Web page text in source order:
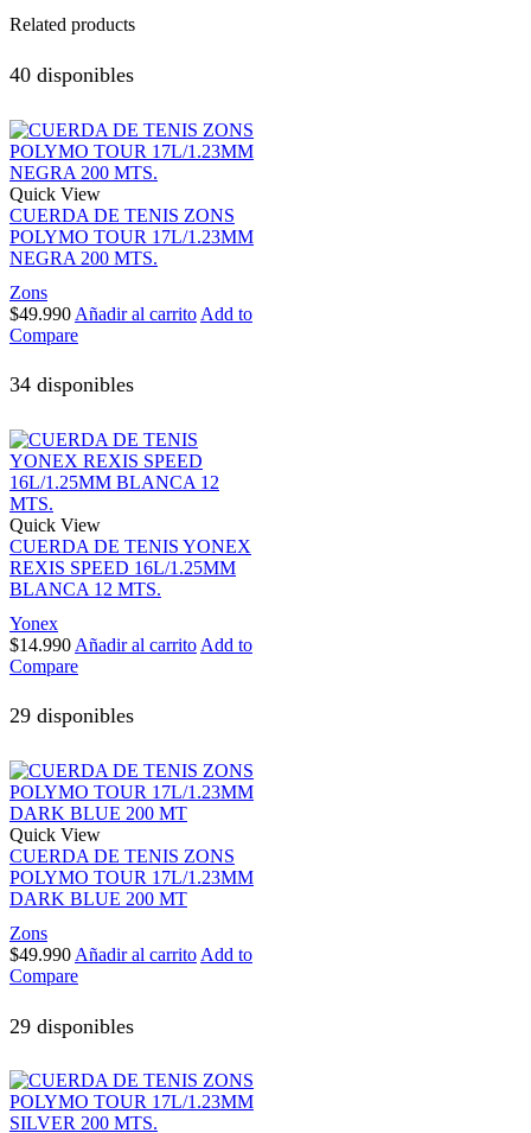
Related products
40 disponibles
Quick View
CUERDA DE TENIS ZONS
POLYMO TOUR 17L/1.23MM
NEGRA 200 MTS.
Zons
$49.990 Añadir al carrito Add to
Compare
34 disponibles
Quick View
CUERDA DE TENIS YONEX
REXIS SPEED 16L/1.25MM
BLANCA 12 MTS.
Yonex
$14.990 Añadir al carrito Add to
Compare
29 disponibles
Quick View
CUERDA DE TENIS ZONS
POLYMO TOUR 17L/1.23MM
DARK BLUE 200 MT
Zons
$49.990 Añadir al carrito Add to
Compare
29 disponibles